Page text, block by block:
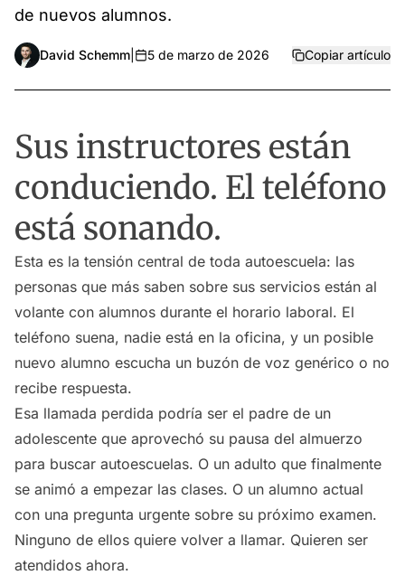
de nuevos alumnos.
David Schemm 5 de marzo de 2026 Copiar artículo
Sus instructores están
conduciendo. El teléfono
está sonando.
Esta es la tensión central de toda autoescuela: las
personas que más saben sobre sus servicios están al
volante con alumnos durante el horario laboral. El
teléfono suena, nadie está en la oficina, y un posible
nuevo alumno escucha un buzón de voz genérico o no
recibe respuesta.
Esa llamada perdida podría ser el padre de un
adolescente que aprovechó su pausa del almuerzo
para buscar autoescuelas. O un adulto que finalmente
se animó a empezar las clases. O un alumno actual
con una pregunta urgente sobre su próximo examen.
Ninguno de ellos quiere volver a llamar. Quieren ser
atendidos ahora.